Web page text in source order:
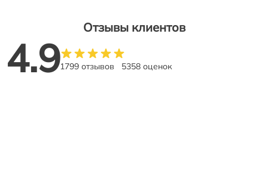
Отзывы клиентов
4.91799 отзывов 5358 оценок